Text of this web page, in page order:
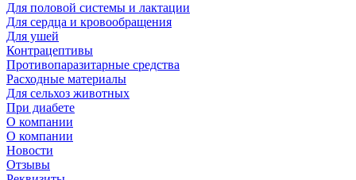
Для половой системы и лактации
Для сердца и кровообращения
Для ушей
Контрацептивы
Противопаразитарные средства
Расходные материалы
Для сельхоз животных
При диабете
О компании
О компании
Новости
Отзывы